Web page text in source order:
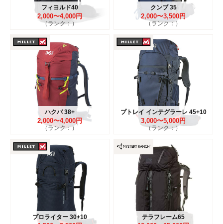
フィヨルド40
2,000〜4,000円
（ランク：）
クンブ 35
2,000〜3,500円
（ランク：）
ハクバ 38+
2,000〜4,000円
（ランク：）
プトレイ インテグラーレ 45+10
3,000〜5,000円
（ランク：）
プロライター 30+10 テラフレーム65